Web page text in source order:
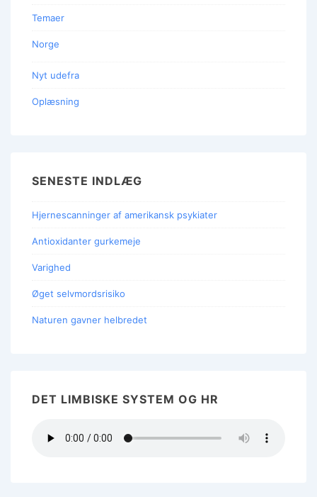
Temaer
Norge
Nyt udefra
Oplæsning
SENESTE INDLÆG
Hjernescanninger af amerikansk psykiater
Antioxidanter gurkemeje
Varighed
Øget selvmordsrisiko
Naturen gavner helbredet
DET LIMBISKE SYSTEM OG HR